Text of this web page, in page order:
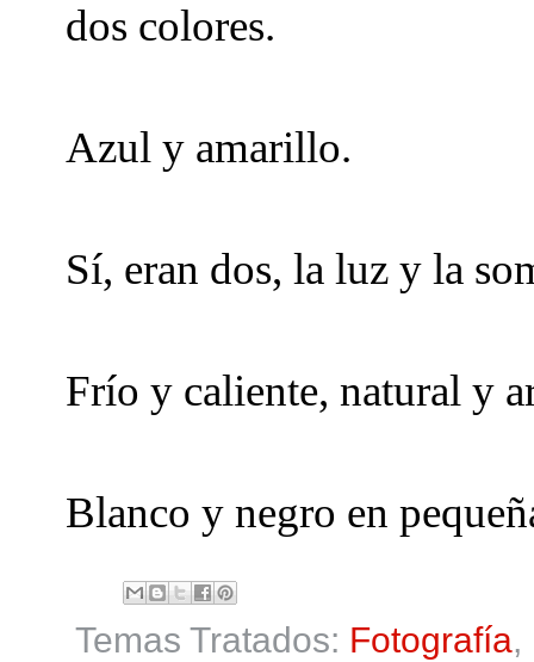
dos colores.
Azul y amarillo.
Sí, eran dos, la luz y la
Frío y caliente, natural y
Blanco y negro en
Temas Tratados: Fotografía,